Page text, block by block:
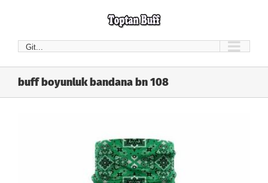
Git...
buff boyunluk bandana bn 108